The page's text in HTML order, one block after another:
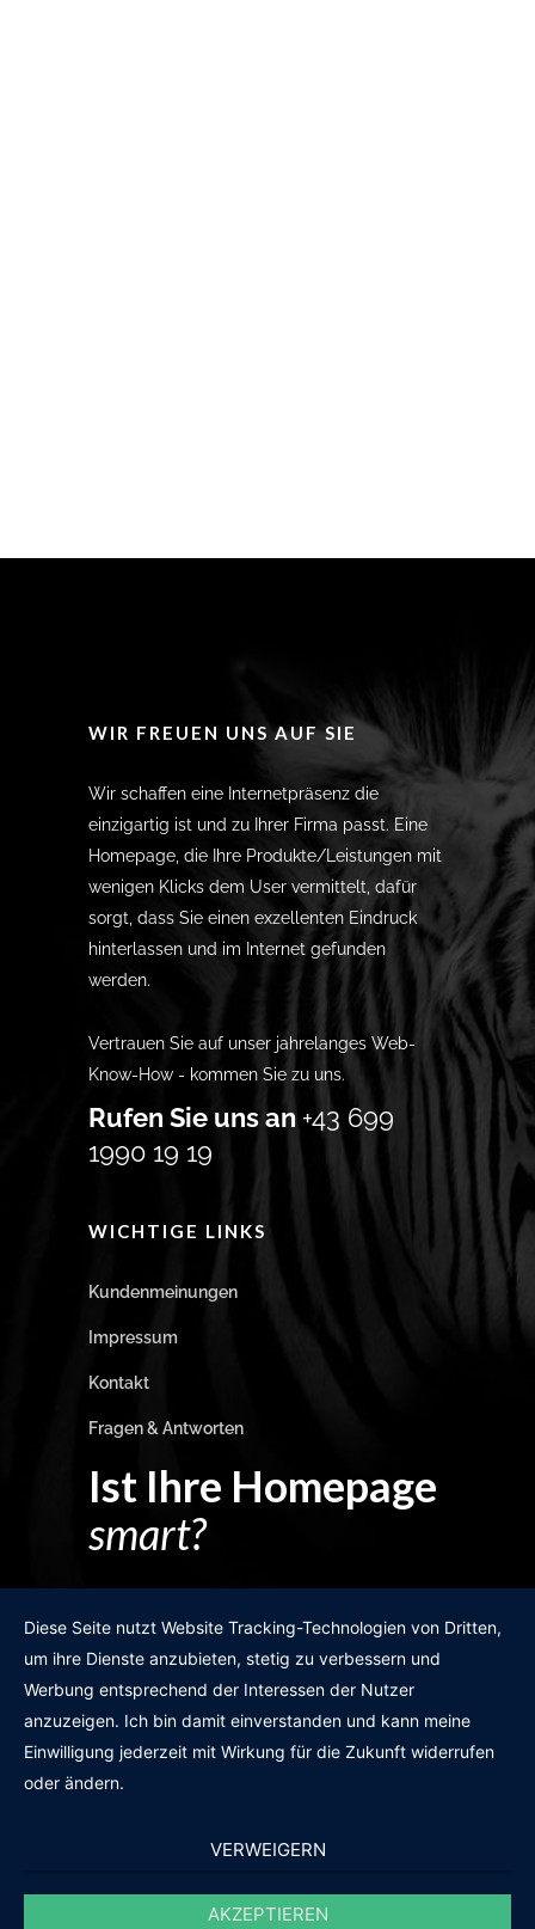
WIR FREUEN UNS AUF SIE
Wir schaffen eine Internetpräsenz die
einzigartig ist und zu Ihrer Firma passt. Eine
Homepage, die Ihre Produkte/Leistungen mit
wenigen Klicks dem User vermittelt, dafür
sorgt, dass Sie einen exzellenten Eindruck
hinterlassen und im Internet gefunden
werden.
Vertrauen Sie auf unser jahrelanges Web-
Know-How - kommen Sie zu uns.
Rufen Sie uns an +43 699
1990 19 19
WICHTIGE LINKS
Kundenmeinungen
Impressum
Kontakt
Fragen & Antworten
Ist Ihre Homepage
smart?
GRATIS WEBSITE-CHECK
des19n.at|iwant@des19n.at
Diese Seite nutzt Website Tracking-Technologien von Dritten,
um ihre Dienste anzubieten, stetig zu verbessern und
Werbung entsprechend der Interessen der Nutzer
anzuzeigen. Ich bin damit einverstanden und kann meine
Einwilligung jederzeit mit Wirkung für die Zukunft widerrufen
oder ändern.
VERWEIGERN
AKZEPTIEREN